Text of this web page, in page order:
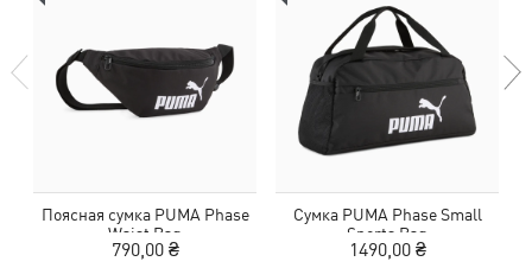
Поясная сумка PUMA Phase
Waist Bag
790,00 ₴
Сумка PUMA Phase Small
Sports Bag
1490,00 ₴